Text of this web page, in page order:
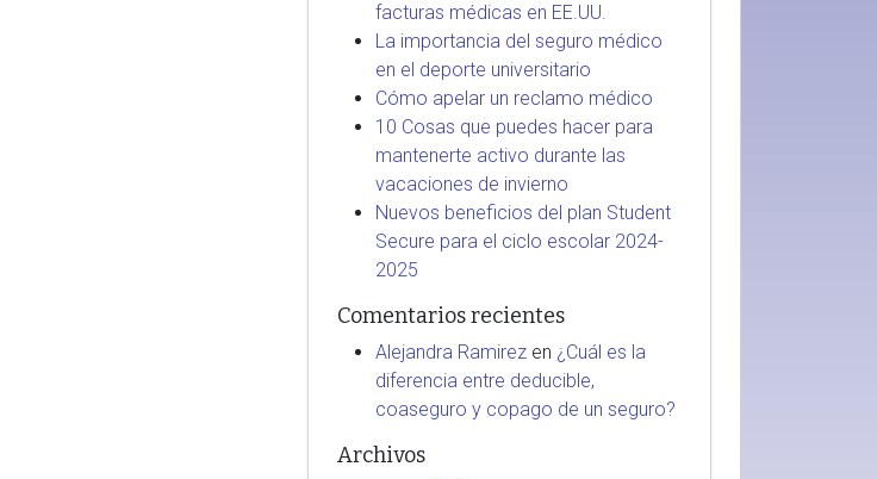
facturas médicas en EE.UU.
La importancia del seguro médico
en el deporte universitario
Cómo apelar un reclamo médico
10 Cosas que puedes hacer para
mantenerte activo durante las
vacaciones de invierno
Nuevos beneficios del plan Student
Secure para el ciclo escolar 2024-
2025
Comentarios recientes
Alejandra Ramirezen ¿Cuál es la
diferencia entre deducible,
coaseguro y copago de un seguro?
Archivos